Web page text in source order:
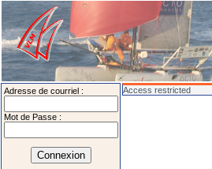
Adresse de courriel :
Mot de Passe :
Access restricted